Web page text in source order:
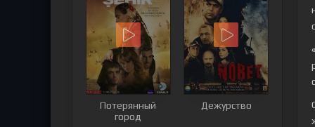
Потерянный
город
Дежурство